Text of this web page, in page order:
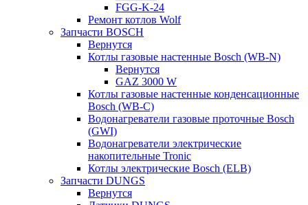
FGG-K-24
Ремонт котлов Wolf
Запчасти BOSCH
Вернутся
Котлы газовые настенные Bosch (WB-N)
Вернутся
GAZ 3000 W
Котлы газовые настенные конденсационные
Bosch (WB-C)
Водонагреватели газовые проточные Bosch
(GWI)
Водонагреватели электрические
накопительные Tronic
Котлы электрические Bosch (ELB)
Запчасти DUNGS
Вернутся